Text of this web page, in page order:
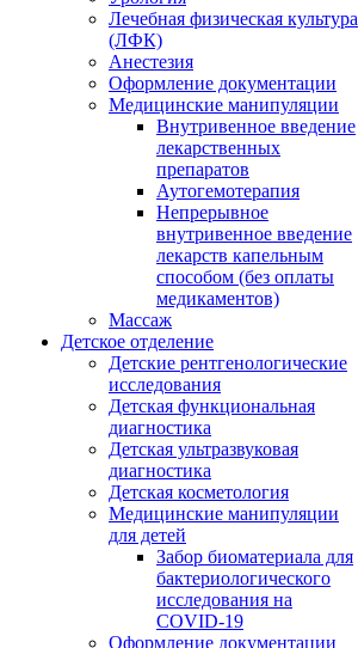
Лечебная физическая культура
(ЛФК)
Анестезия
Оформление документации
Медицинские манипуляции
Внутривенное введение
лекарственных
препаратов
Аутогемотерапия
Непрерывное
внутривенное введение
лекарств капельным
способом (без оплаты
медикаментов)
Массаж
Детское отделение
Детские рентгенологические
исследования
Детская функциональная
диагностика
Детская ультразвуковая
диагностика
Детская косметология
Медицинские манипуляции
для детей
Забор биоматериала для
бактериологического
исследования на
COVID-19
Оформление документации